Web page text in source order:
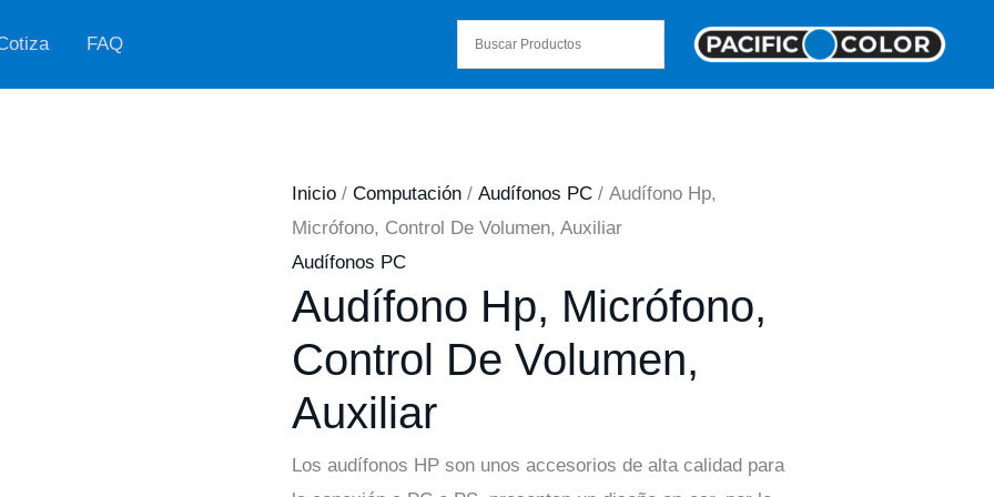
FAQ
Inicio/ Computación/ Audífonos PC/ Audífono Hp,
Micrófono, Control De Volumen, Auxiliar
Audífonos PC
Audífono Hp, Micrófono,
Control De Volumen,
Auxiliar
Los audífonos HP son unos accesorios de alta calidad para